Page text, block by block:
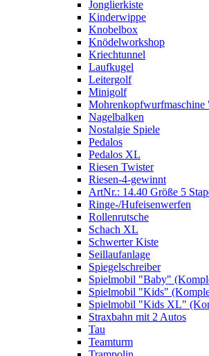
Jonglierkiste
Kinderwippe
Knobelbox
Knödelworkshop
Kriechtunnel
Laufkugel
Leitergolf
Minigolf
Nagelbalken
Nostalgie Spiele
Pedalos
Pedalos XL
Riesen Twister
Riesen-4-gewinnt
ArtNr.: 14.40 Größe 5
Ringe-/Hufeisenwerfen
Rollenrutsche
Schach XL
Schwerter Kiste
Seillaufanlage
Spiegelschreiber
Spielmobil "Baby"
Spielmobil "Kids"
Spielmobil "Kids XL"
Straxbahn mit 2 Autos
Tau
Teamturm